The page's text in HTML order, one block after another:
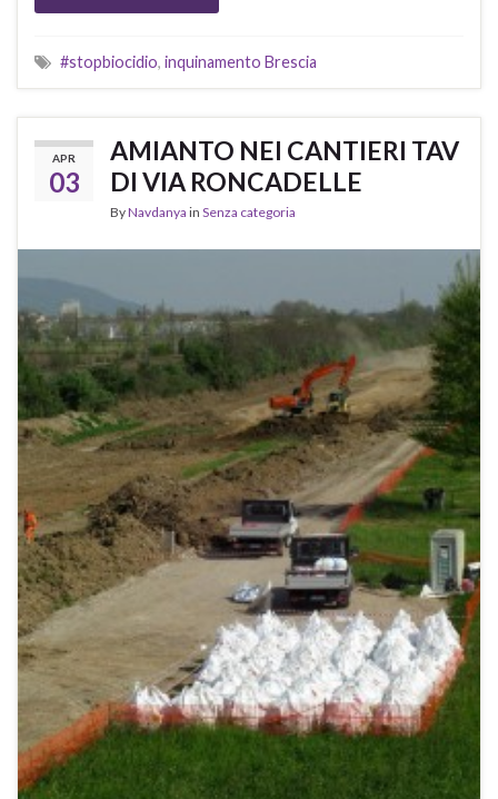
#stopbiocidio, inquinamento Brescia
APR
03
AMIANTO NEI CANTIERI TAV
DI VIA RONCADELLE
ByNavdanya in Senza categoria